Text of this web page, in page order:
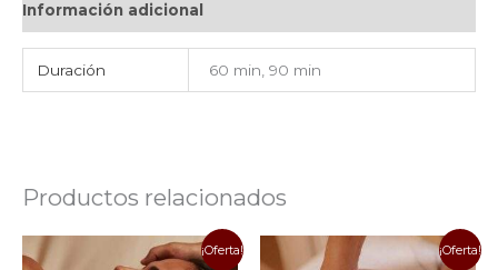
Información adicional
Duración 60 min, 90 min
Productos relacionados
¡Oferta!
Rango
de
Este
¡Oferta!
Rango
de
Este